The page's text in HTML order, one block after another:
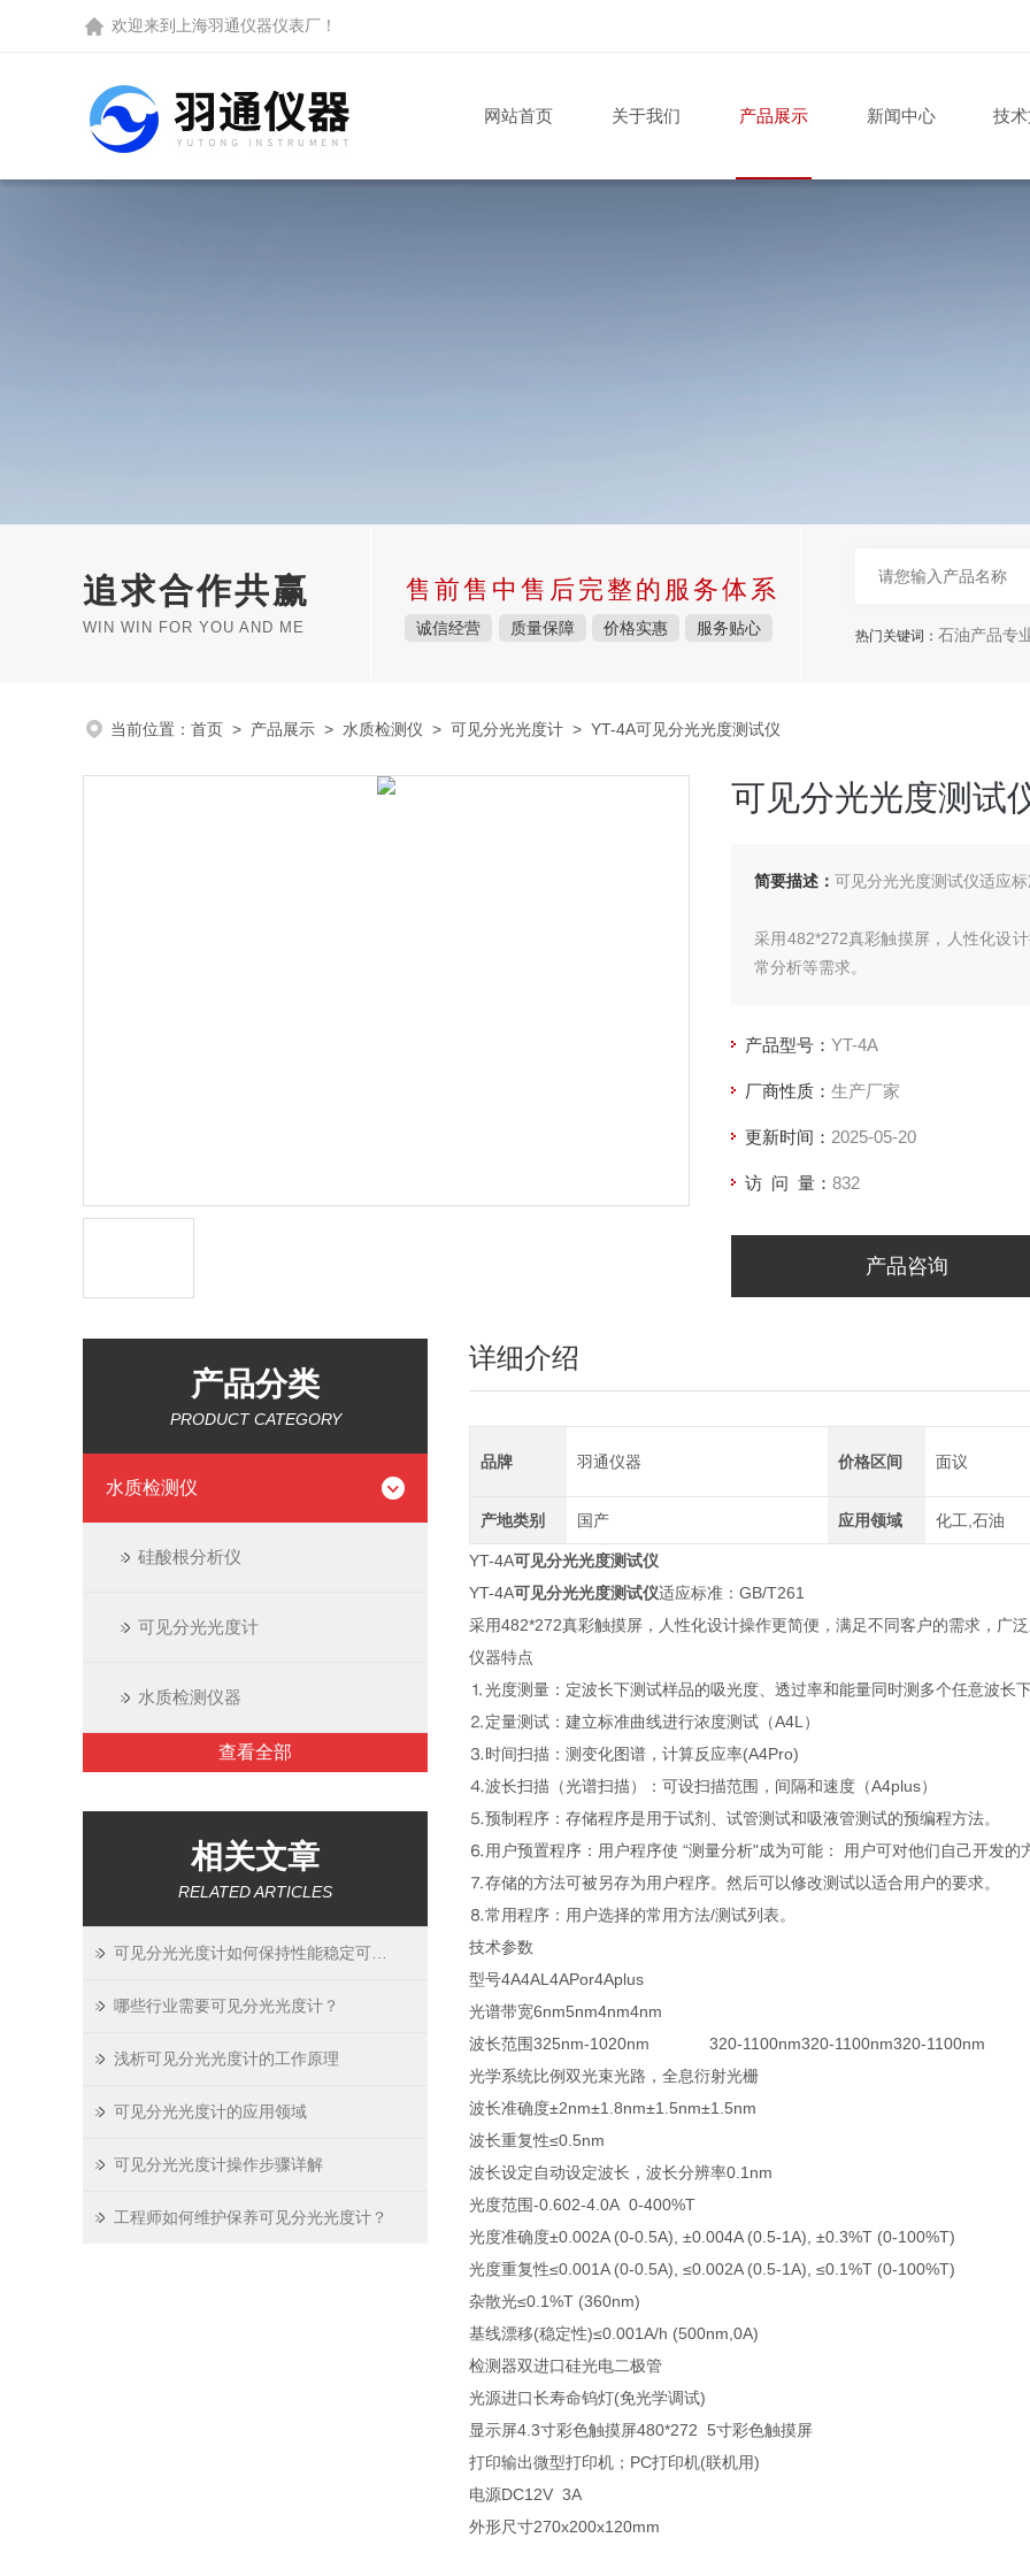
欢迎来到 上海羽通仪器仪表厂 ！
网站首页 关于我们 产品展示 新闻中心 技
追求合作共赢
WIN WIN FOR YOU AND ME
售前售中售后完整的服务体系
诚信经营 质量保障 价格实惠 服务贴心 热门关键词： 石油产品专
当前位置： 首页 > 产品展示 > 水质检测仪 > 可见分光光度计 > YT-4A可见分光光度测试仪
可见分光光度测试
简要描述： 可见分光光度测试仪适应
采用482*272真彩触摸屏，人性化设
常分析等需求。
产品型号： YT-4A
厂商性质： 生产厂家
更新时间： 2025-05-20
访 问 量： 832
产品咨询
产品分类
PRODUCT CATEGORY
水质检测仪
硅酸根分析仪
可见分光光度计
水质检测仪器
查看全部
相关文章
RELATED ARTICLES
哪些行业需要可见分光光度计？
浅析可见分光光度计的工作原理
可见分光光度计的应用领域
可见分光光度计操作步骤详解
工程师如何维护保养可见分光光度计？
详细介绍
品牌 羽通仪器 价格区间 面议
产地类别 国产 应用领域 化工,石油
YT-4A可见分光光度测试仪
YT-4A可见分光光度测试仪适应标准：GB/T261
采用482*272真彩触摸屏，人性化设计操作更简便，满足不同客户的需求，广
仪器特点
⒈光度测量：定波长下测试样品的吸光度、透过率和能量同时测多个任意波长
⒉定量测试：建立标准曲线进行浓度测试（A4L）
⒊时间扫描：测变化图谱，计算反应率(A4Pro)
⒋波长扫描（光谱扫描）：可设扫描范围，间隔和速度（A4plus）
⒌预制程序：存储程序是用于试剂、试管测试和吸液管测试的预编程方法。
⒍用户预置程序：用户程序使 “测量分析"成为可能： 用户可对他们自己开发的
⒎存储的方法可被另存为用户程序。然后可以修改测试以适合用户的要求。
⒏常用程序：用户选择的常用方法/测试列表。
技术参数
型号4A4AL 4APor4Aplus
光谱带宽6nm5nm4nm4nm
波长范围325nm-1020nm 320-1100nm320-1100nm320-1100nm
光学系统比例双光束光路，全息衍射光栅
波长准确度±2nm±1.8nm±1.5nm±1.5nm
波长重复性≤0.5nm
波长设定自动设定波长，波长分辨率0.1nm
光度范围-0.602-4.0A 0-400%T
光度准确度±0.002A (0-0.5A), ±0.004A (0.5-1A), ±0.3%T (0-100%T)
光度重复性≤0.001A (0-0.5A), ≤0.002A (0.5-1A), ≤0.1%T (0-100%T)
杂散光≤0.1%T (360nm)
基线漂移(稳定性)≤0.001A/h (500nm,0A)
检测器双进口硅光电二极管
光源进口长寿命钨灯(免光学调试)
显示屏4.3寸彩色触摸屏480*272 5寸彩色触摸屏
打印输出微型打印机；PC打印机(联机用)
电源DC12V 3A
外形尺寸270x200x120mm